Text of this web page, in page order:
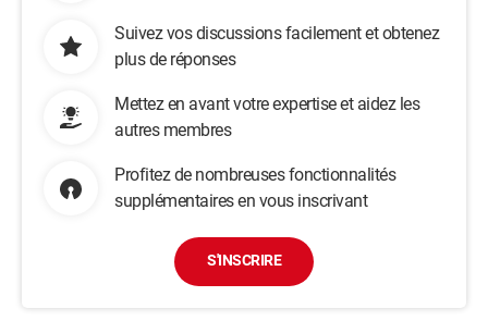
Suivez vos discussions facilement et obtenez
plus de réponses
Mettez en avant votre expertise et aidez les
autres membres
Profitez de nombreuses fonctionnalités
supplémentaires en vous inscrivant
S'INSCRIRE